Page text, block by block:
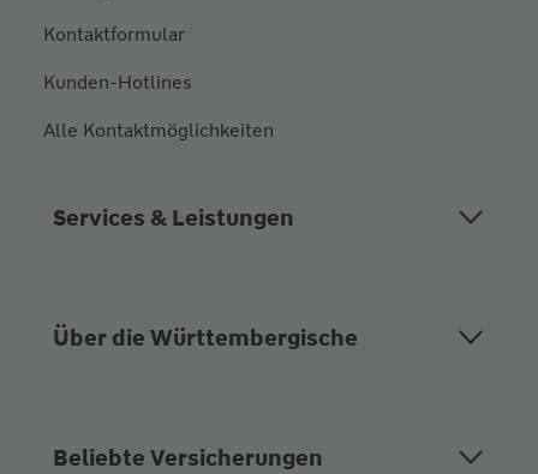
Kontaktformular
Kunden-Hotlines
Alle Kontaktmöglichkeiten
Services & Leistungen
Über die Württembergische
Beliebte Versicherungen